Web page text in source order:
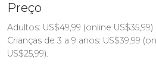
Preço
Adultos: US$49,99 (online US$35,99)
Crianças de 3 a 9 anos: US$39,99
US$25,99).